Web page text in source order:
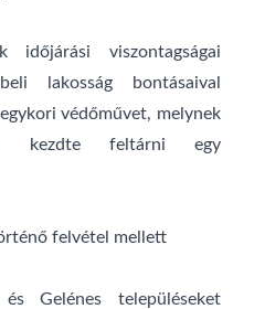
időjárási viszontagságai
lakosság bontásaival
védőművet, melynek
kezdte feltárni egy
felvétel mellett
ésGelénes településeket